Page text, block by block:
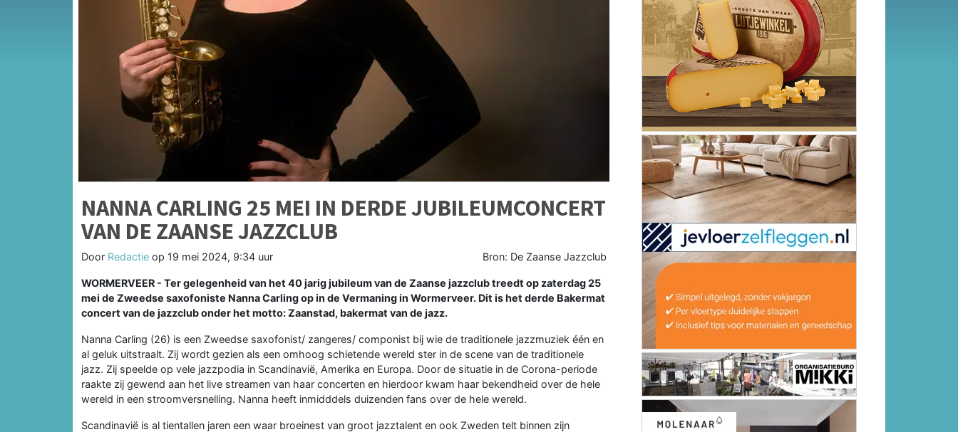
NANNA CARLING 25 MEI IN DERDE JUBILEUMCONCERT
VAN DE ZAANSE JAZZCLUB
Door Redactie op 19 mei 2024, 9:34 uur Bron: De Zaanse Jazzclub
WORMERVEER - Ter gelegenheid van het 40 jarig jubileum van de Zaanse jazzclub treedt op zaterdag 25
mei de Zweedse saxofoniste Nanna Carling op in de Vermaning in Wormerveer. Dit is het derde Bakermat
concert van de jazzclub onder het motto: Zaanstad, bakermat van de jazz.
Nanna Carling (26) is een Zweedse saxofonist/ zangeres/ componist bij wie de traditionele jazzmuziek één en
al geluk uitstraalt. Zij wordt gezien als een omhoog schietende wereld ster in de scene van de traditionele
jazz. Zij speelde op vele jazzpodia in Scandinavië, Amerika en Europa. Door de situatie in de Corona-periode
raakte zij gewend aan het live streamen van haar concerten en hierdoor kwam haar bekendheid over de hele
wereld in een stroomversnelling. Nanna heeft inmidddels duizenden fans over de hele wereld.
Scandinavië is al tientallen jaren een waar broeinest van groot jazztalent en ook Zweden telt binnen zijn